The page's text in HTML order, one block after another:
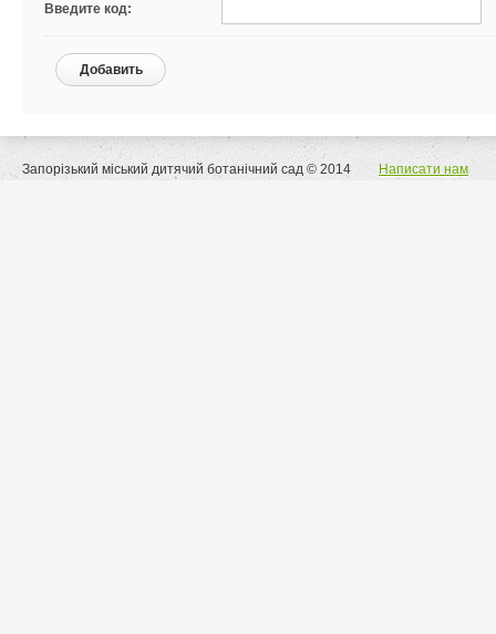
Введите код:
Добавить
Запорізький міський дитячий ботанічний сад © 2014 Написати нам